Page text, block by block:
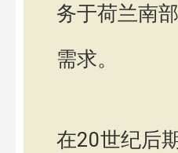
务于荷兰南
需求。
在20世纪后